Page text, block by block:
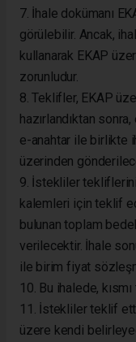
7. İhale dokümanı
görülebilir. Ancak,
kullanarak EKAP
zorunludur.
8. Teklifler, EKAP
hazırlandıktan
e-anahtar ile birlikte
üzerinden
9. İstekliler
kalemleri için teklif
bulunan toplam
verilecektir. İhale
ile birim fiyat
10. Bu ihalede,
11. İstekliler teklif
üzere kendi